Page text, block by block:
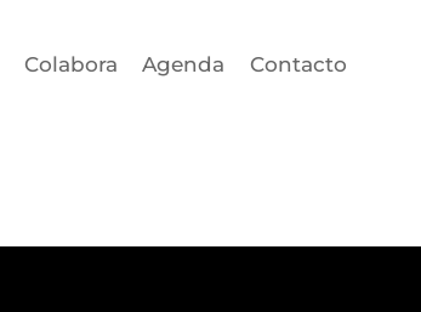
Colabora Agenda Contacto